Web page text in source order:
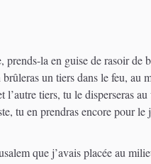
la en guise de rasoir de
brûleras un tiers dans le feu, au
tiers, tu le disperseras
tu en prendras encore pour
que j’avais placée au